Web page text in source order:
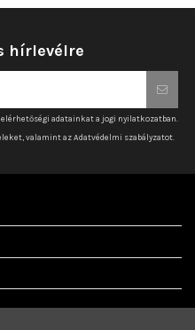
hírlevélre
adatainkat a jogi nyilatkozatban.
valamint az Adatvédelmi szabályzatot.